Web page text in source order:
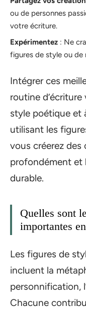
ou de personnes
votre écriture.
Expérimentez : Ne
figures de style ou de
Intégrer ces
routine
style poétique et
utilisant les
vous créerez
profondément et
durable.
Quelles sont
importantes
Les figures de
incluent la
personnification,
Chacune